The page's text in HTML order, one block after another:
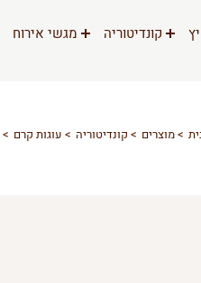
קונדיטוריה מגשי אירוח
מוצרים קונדיטוריה עוגות קרם